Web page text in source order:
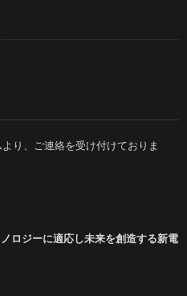
り、ご連絡を受け付けておりま
ロジーに適応し未来を創造する新電